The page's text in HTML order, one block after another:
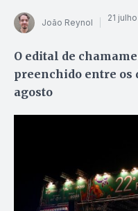
João Reynol 21
O edital de
preenchido entre os
agosto